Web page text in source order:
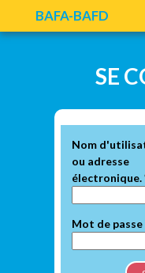
BAFA-BAFD
Onglets principaux
SE
Nom
ou adresse
électronique.
Mot de passe